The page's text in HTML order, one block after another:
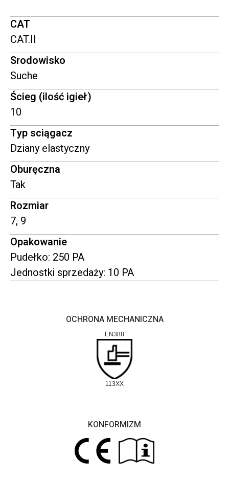
OCHRONA MECHANICZNA
EN388
113XX
KONFORMIZM
CAT
CAT.II
Srodowisko
Suche
Ścieg (ilość igieł)
10
Typ sciągacz
Dziany elastyczny
Oburęczna
Tak
Rozmiar
7, 9
Opakowanie
Pudełko: 250 PA
Jednostki sprzedaży: 10 PA